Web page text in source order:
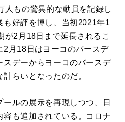
人もの驚異的な動員を記録し
も好評を博し、当初2021年1
が2月18日まで延長されるこ
2月18日はヨーコのバースデ
スデーからヨーコのバースデ
らいとなったのだ。
ルの展示を再現しつつ、日
容も追加されている。コロナ